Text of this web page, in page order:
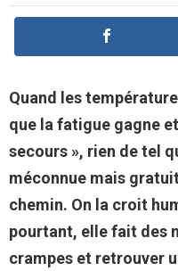
Quand les
que la fatigue gagne
secours », rien de tel
méconnue mais
chemin. On la croit
pourtant, elle fait des
crampes et retrouver